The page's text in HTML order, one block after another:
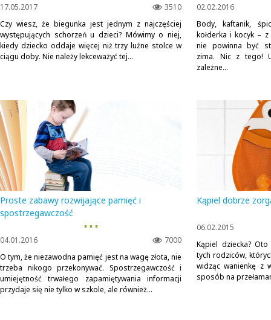
3510
17.05.2017
Czy wiesz, że biegunka jest jednym z najczęściej
występujących schorzeń u dzieci? Mówimy o niej,
kiedy dziecko oddaje więcej niż trzy luźne stolce w
ciągu doby. Nie należy lekceważyć tej...
02.02.2016
Body, kaftanik,
kołderka i kocyk –
nie powinna być
zima. Nic z tego!
zależne...
Proste zabawy rozwijające pamięć i
spostrzegawczość
▪ ▪ ▪
7000
04.01.2016
O tym, że niezawodna pamięć jest na wagę złota, nie
trzeba nikogo przekonywać. Spostrzegawczość i
umiejętność trwałego zapamiętywania informacji
przydaje się nie tylko w szkole, ale również...
Kąpiel dobrze
06.02.2015
Kąpiel dziecka?
tych rodziców,
widząc wanienkę z
sposób na